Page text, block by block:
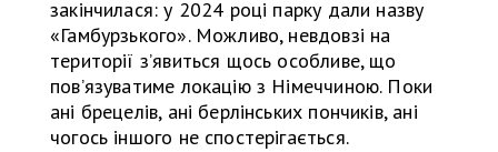
закінчилася: у 2024 році парку дали назву
«Гамбурзького». Можливо, невдовзі на
території з’явиться щось особливе, що
пов’язуватиме локацію з Німеччиною. Поки
ані брецелів, ані берлінських пончиків, ані
чогось іншого не спостерігається.